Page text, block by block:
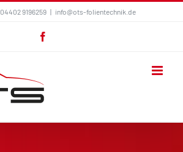
9196259 | info@ots-folientechnik.de